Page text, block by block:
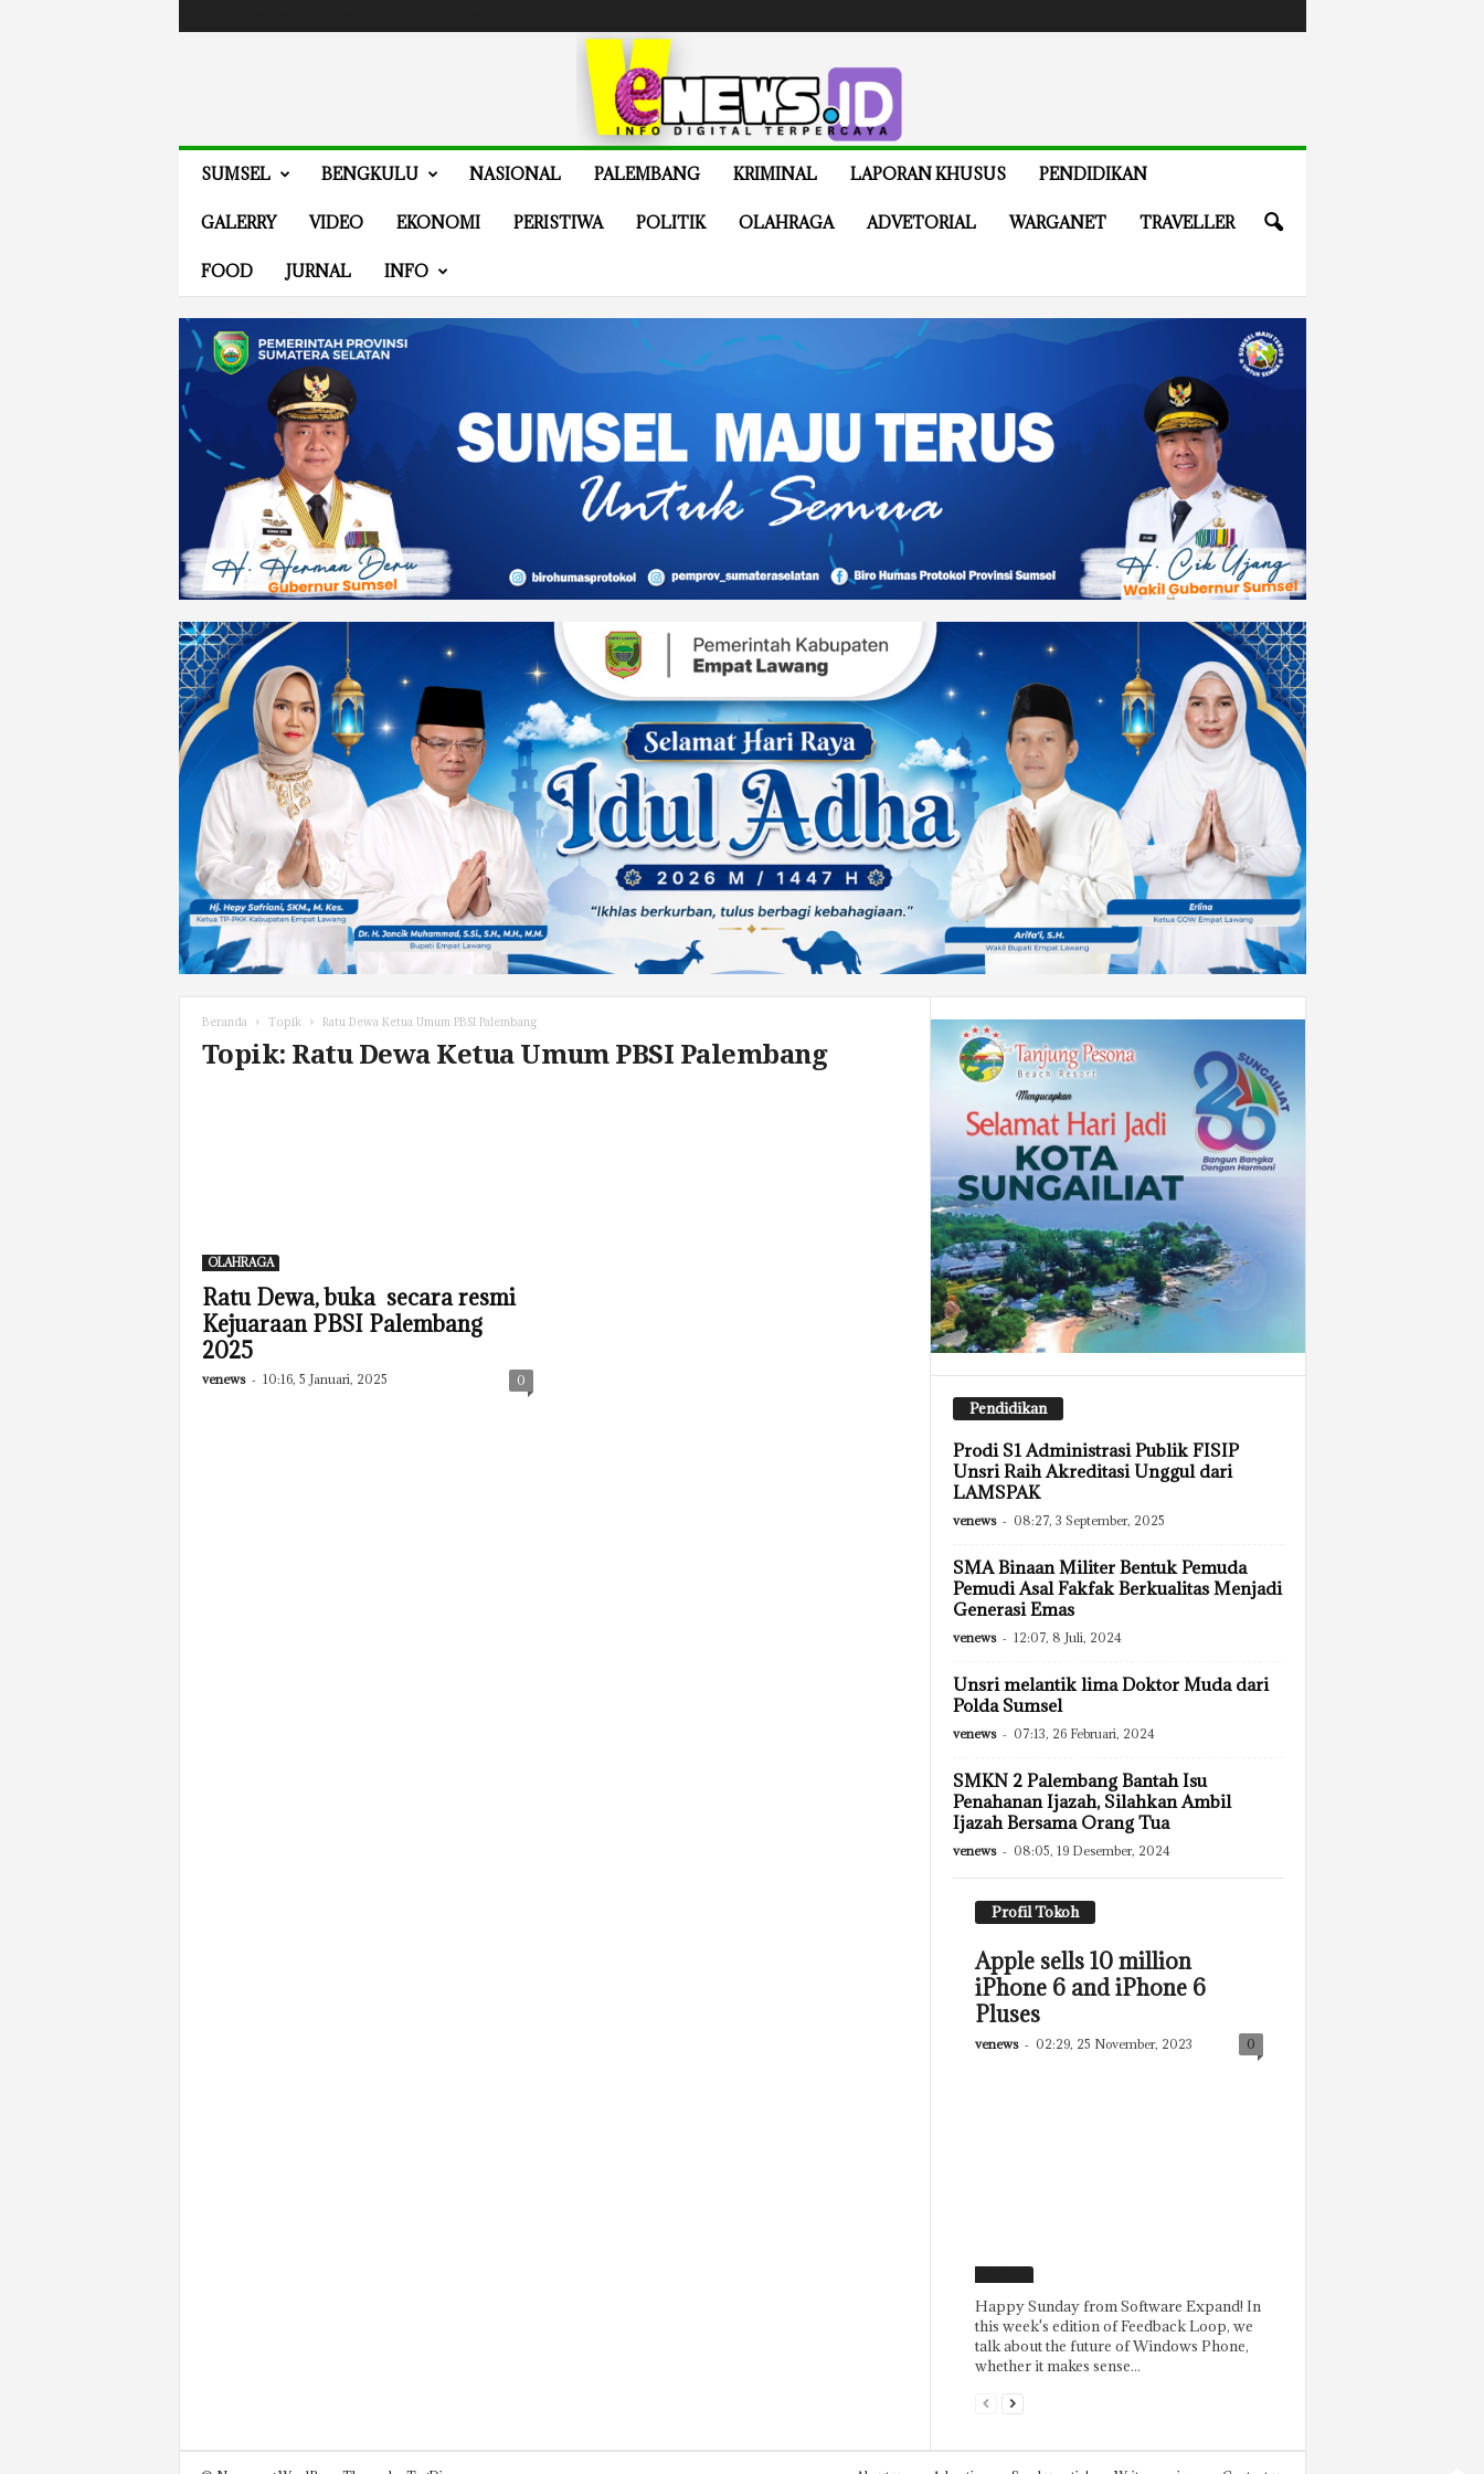
SUMSEL BENGKULU NASIONAL PALEMBANG KRIMINAL LAPORAN KHUSUS PENDIDIKAN
GALERRY VIDEO EKONOMI PERISTIWA POLITIK OLAHRAGA ADVETORIAL WARGANET TRAVELLER
FOOD JURNAL INFO
Beranda Topik Ratu Dewa Ketua Umum PBSI Palembang
Topik: Ratu Dewa Ketua Umum PBSI Palembang
OLAHRAGA
Ratu Dewa, buka secara resmi
Kejuaraan PBSI Palembang
2025
venews - 10:16, 5 Januari, 2025 0
Pendidikan
Prodi S1 Administrasi Publik FISIP
Unsri Raih Akreditasi Unggul dari
LAMSPAK
venews - 08:27, 3 September, 2025
SMA Binaan Militer Bentuk Pemuda
Pemudi Asal Fakfak Berkualitas Menjadi
Generasi Emas
venews - 12:07, 8 Juli, 2024
Unsri melantik lima Doktor Muda dari
Polda Sumsel
venews - 07:13, 26 Februari, 2024
SMKN 2 Palembang Bantah Isu
Penahanan Ijazah, Silahkan Ambil
Ijazah Bersama Orang Tua
venews - 08:05, 19 Desember, 2024
Profil Tokoh
Apple sells 10 million
iPhone 6 and iPhone 6
Pluses
venews - 02:29, 25 November, 2023 0
Happy Sunday from Software Expand! In
this week's edition of Feedback Loop, we
talk about the future of Windows Phone,
whether it makes sense...